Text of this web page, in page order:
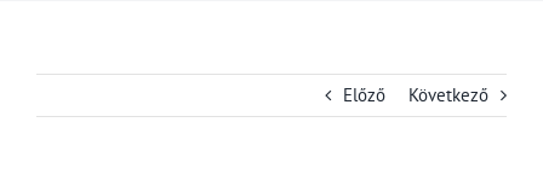
Előző Következő